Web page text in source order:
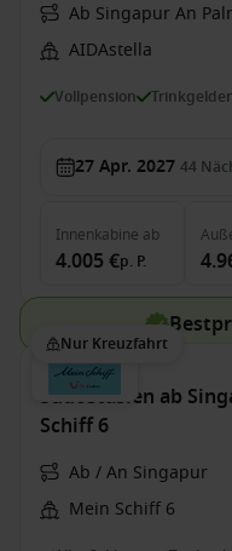
Ab Singapur An
AIDAstella
Vollpension Trinkgelder
27 Apr. 2027 44
Innenkabine ab
4.005 €p. P.
Nur Kreuzfahrt
Südostasien ab
Schiff 6
Ab / An Singapur
Mein Schiff 6